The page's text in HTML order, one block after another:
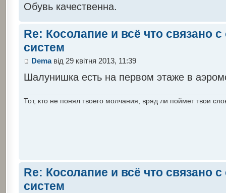
Обувь качественна.
Re: Косолапие и всё что связано
систем
Demaвід 29 квітня 2013, 11:39
Шалунишка есть на первом этаже в
Тот, кто не понял твоего молчания, вряд ли поймет твои
Re: Косолапие и всё что связано
систем